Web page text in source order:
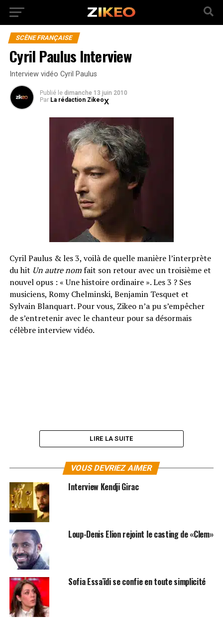
SCÈNE FRANÇAISE
Cyril Paulus Interview
Interview vidéo Cyril Paulus
Publié le dimanche 13 juin 2010
Par La rédaction Zikeo
Cyril Paulus & les 3, voilà de quelle manière l’interprète
du hit Un autre nomfait son retour avec un troisième et
nouvel opus : « Une histoire ordinaire ». Les 3 ? Ses
musiciens, Romy Chelminski, Benjamin Tesquet et
Sylvain Blanquart. Pour vous, Zikeo n’a pu s’empêcher
de s’entretenir avec le chanteur pour sa désormais
célèbre interview vidéo.
SUJETS ASSOCIÉS:
LIRE LA SUITE
VOUS DEVRIEZ AIMER
Interview Kendji Girac
Loup-Denis Elion rejoint le casting de «Clem»
Sofia Essaïdi se confie en toute simplicité